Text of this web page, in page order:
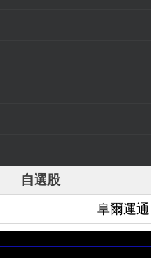
自選股
阜爾運通